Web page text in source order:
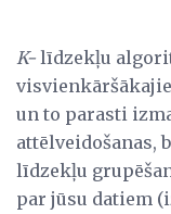
K- līdzekļu
un to parasti
attēlveidošanas,
līdzekļu
par jūsu datiem